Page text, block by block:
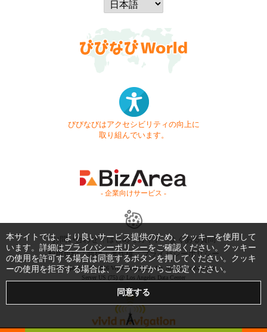
びびなびはアクセシビリティの向上に
取り組んでいます。
- 企業向けサービス -
お問い合わせ はじめてガイド
よくある質問
利用規約
商標・著作権 プライバシーポリシー
Copyright © 1999-2026 Vivid Navigation, Inc. All Rights Reserved.
Server US (75) @ Los Angeles Data Center
本サイトでは、より良いサービス提供のため、クッキーを使用して
います。詳細はプライバシーポリシーをご確認ください。クッキー
の使用を許可する場合は同意するボタンを押してください。クッキ
ーの使用を拒否する場合は、ブラウザからご設定ください。